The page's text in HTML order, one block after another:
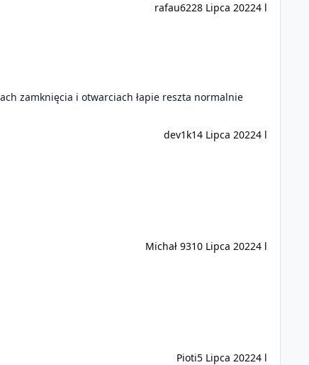
rafau6228 Lipca 20224 l
zamknięcia i otwarciach łapie reszta normalnie
dev1k14 Lipca 20224 l
Michał 9310 Lipca 20224 l
Pioti5 Lipca 20224 l